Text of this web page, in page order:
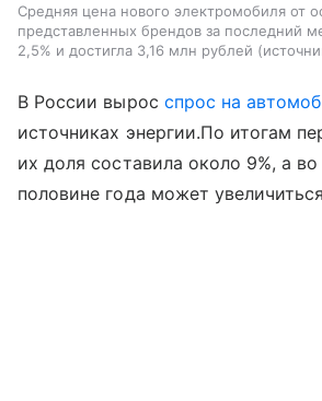
Средняя цена нового электромобиля от
представленных брендов за последний
2,5% и достигла 3,16 млн рублей
В России вырос спрос на
источниках энергии.По итогам
их доля составила около 9%, а
половине года может